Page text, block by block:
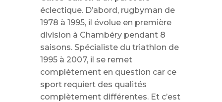
éclectique. D’abord, rugbyman de
1978 à 1995, il évolue en première
division à Chambéry pendant 8
saisons. Spécialiste du triathlon de
1995 à 2007, il se remet
complètement en question car ce
sport requiert des qualités
complètement différentes. Et c’est